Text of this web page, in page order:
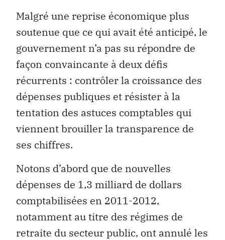
Malgré une reprise économique plus
soutenue que ce qui avait été anticipé, le
gouvernement n’a pas su répondre de
façon convaincante à deux défis
récurrents : contrôler la croissance des
dépenses publiques et résister à la
tentation des astuces comptables qui
viennent brouiller la transparence de
ses chiffres.
Notons d’abord que de nouvelles
dépenses de 1,3 milliard de dollars
comptabilisées en 2011-2012,
notamment au titre des régimes de
retraite du secteur public, ont annulé les